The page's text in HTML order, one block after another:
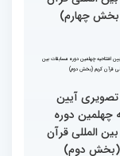
روز رقابت
بین‌المللی قرآن
کریم
تصویری آیین